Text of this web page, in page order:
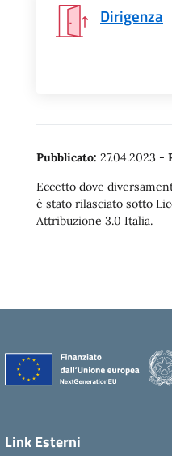
Dirigenza
Pubblicato: 27.04.2023 -
Eccetto dove
è stato rilasciato sotto
Attribuzione 3.0 Italia.
Link Esterni